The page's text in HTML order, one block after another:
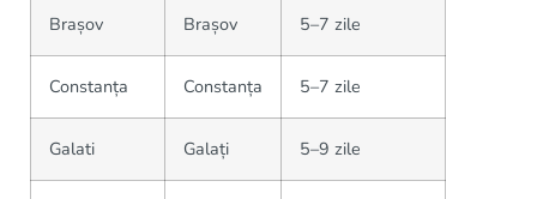
Brașov Brașov 5–7 zile
Constanța Constanța 5–7 zile
Galati Galați 5–9 zile